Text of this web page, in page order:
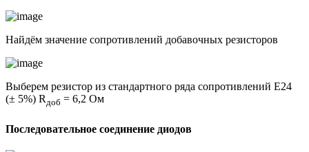
Найдём значение сопротивлений добавочных резисторов
Выберем резистор из стандартного ряда сопротивлений Е24
(± 5%) Rдоб = 6,2 Ом
Последовательное соединение диодов